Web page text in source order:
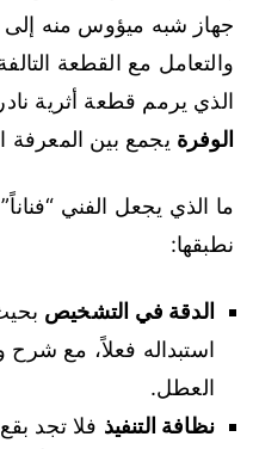
جهاز شبه ميؤوس منه إلى
والتعامل مع القطعة
الذي يرمم قطعة أثرية
الوفرة يجمع بين المعرفة
ما الذي يجعل الفني
نطبقها:
الدقة في التشخيص
استبداله فعلاً، مع
العطل.
نظافة التنفيذ فلا تجد